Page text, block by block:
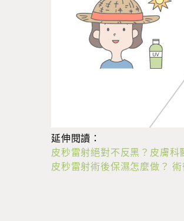
延伸閱讀：
皮秒雷射絕對不反黑？皮膚科
皮秒雷射術後保濕怎麼做？